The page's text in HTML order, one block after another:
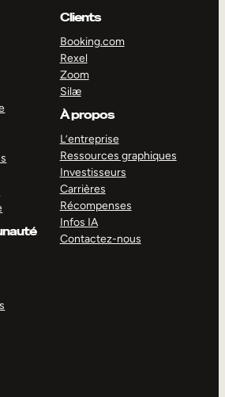
Clients
Booking.com
Rexel
Zoom
Silæ
À propos
L’entreprise
Ressources graphiques
Investisseurs
Carrières
Récompenses
Infos IA
Contactez-nous